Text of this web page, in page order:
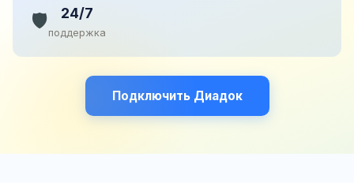
🛡️ 24/7
поддержка
Подключить Диадок